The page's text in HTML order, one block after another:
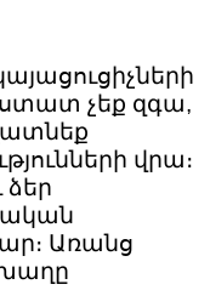
չեք զգա,
վրա։
ձեր
Առանց